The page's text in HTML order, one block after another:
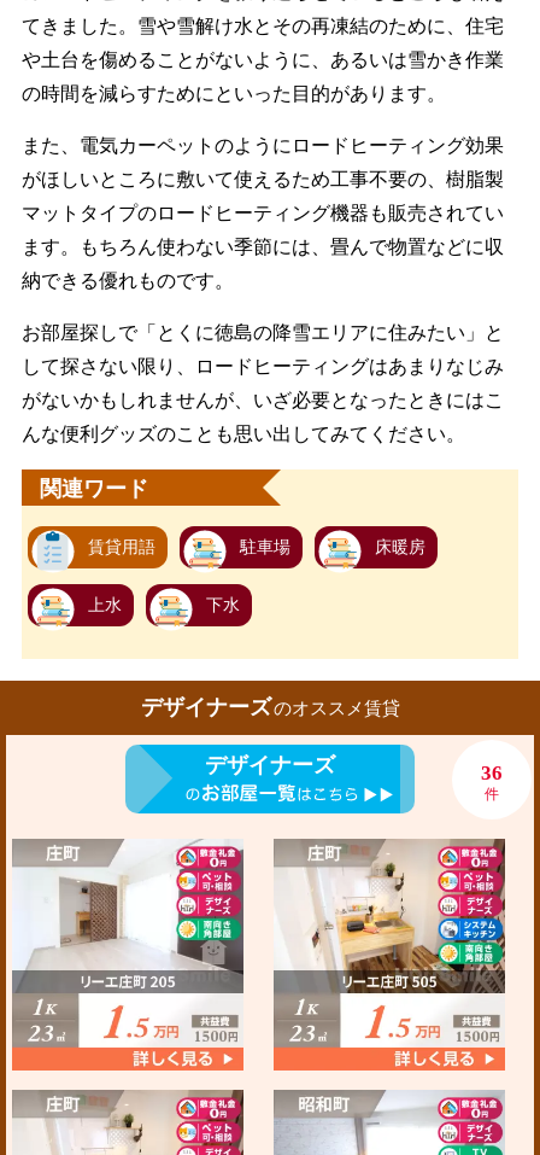
てきました。雪や雪解け水とその再凍結のために、住宅
や土台を傷めることがないように、あるいは雪かき作業
の時間を減らすためにといった目的があります。
また、電気カーペットのようにロードヒーティング効果
がほしいところに敷いて使えるため工事不要の、樹脂製
マットタイプのロードヒーティング機器も販売されてい
ます。もちろん使わない季節には、畳んで物置などに収
納できる優れものです。
お部屋探しで「とくに徳島の降雪エリアに住みたい」と
して探さない限り、ロードヒーティングはあまりなじみ
がないかもしれませんが、いざ必要となったときにはこ
んな便利グッズのことも思い出してみてください。
関連ワード
賃貸用語 駐車場 床暖房
上水 下水
デザイナーズのオススメ賃貸
デザイナーズ 36
件